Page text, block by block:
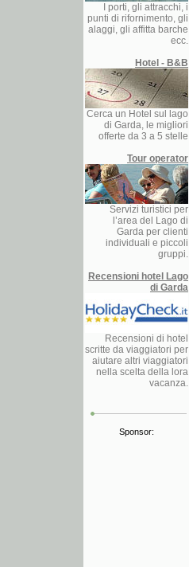
I porti, gli attracchi, i
punti di rifornimento, gli
alaggi, gli affitta barche
ecc.
Hotel - B&B
Cerca un Hotel sul lago
di Garda, le migliori
offerte da 3 a 5 stelle
Tour operator
Servizi turistici per
l’area del Lago di
Garda per clienti
individuali e piccoli
gruppi.
Recensioni hotel Lago
di Garda
Recensioni di hotel
scritte da viaggiatori per
aiutare altri viaggiatori
nella scelta della lora
vacanza.
Sponsor: